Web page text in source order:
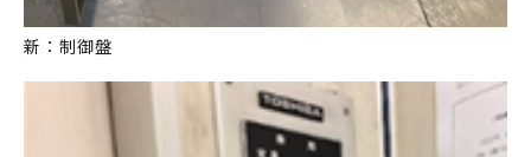
新：制御盤